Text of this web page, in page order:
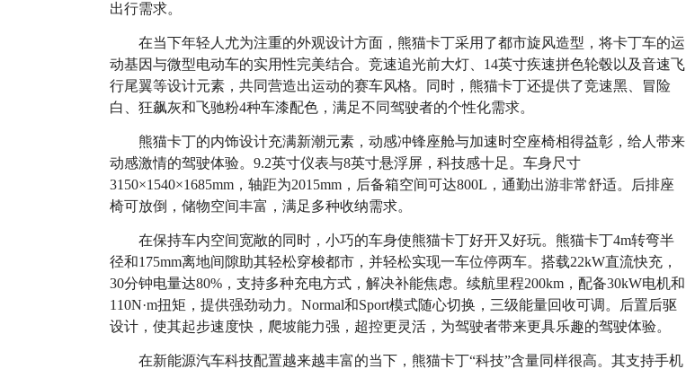
出行需求。
在当下年轻人尤为注重的外观设计方面，熊猫卡丁采用了都市旋风造型，将卡丁车的运
动基因与微型电动车的实用性完美结合。竞速追光前大灯、14英寸疾速拼色轮毂以及音速飞
行尾翼等设计元素，共同营造出运动的赛车风格。同时，熊猫卡丁还提供了竞速黑、冒险
白、狂飙灰和飞驰粉4种车漆配色，满足不同驾驶者的个性化需求。
熊猫卡丁的内饰设计充满新潮元素，动感冲锋座舱与加速时空座椅相得益彰，给人带来
动感激情的驾驶体验。9.2英寸仪表与8英寸悬浮屏，科技感十足。车身尺寸
3150×1540×1685mm，轴距为2015mm，后备箱空间可达800L，通勤出游非常舒适。后排座
椅可放倒，储物空间丰富，满足多种收纳需求。
在保持车内空间宽敞的同时，小巧的车身使熊猫卡丁好开又好玩。熊猫卡丁4m转弯半
径和175mm离地间隙助其轻松穿梭都市，并轻松实现一车位停两车。搭载22kW直流快充，
30分钟电量达80%，支持多种充电方式，解决补能焦虑。续航里程200km，配备30kW电机和
110N·m扭矩，提供强劲动力。Normal和Sport模式随心切换，三级能量回收可调。后置后驱
设计，使其起步速度快，爬坡能力强，超控更灵活，为驾驶者带来更具乐趣的驾驶体验。
在新能源汽车科技配置越来越丰富的当下，熊猫卡丁“科技”含量同样很高。其支持手机